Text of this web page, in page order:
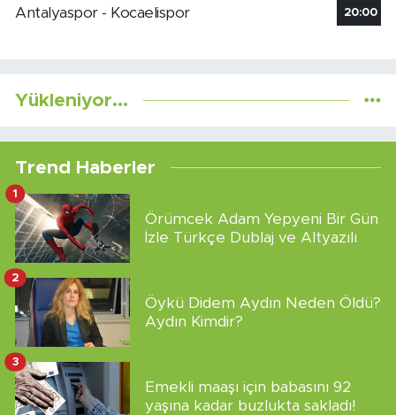
Antalyaspor - Kocaelispor 20:00
Yükleniyor...
Trend Haberler
Örümcek Adam Yepyeni Bir Gün
İzle Türkçe Dublaj ve Altyazılı
1
Öykü Didem Aydın Neden Öldü?
Aydın Kimdir?
2
Emekli maaşı için babasını 92
yaşına kadar buzlukta sakladı!
3